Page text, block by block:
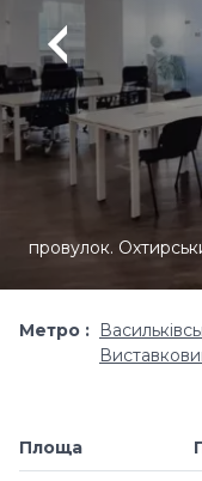
провулок.
Метро
Площа